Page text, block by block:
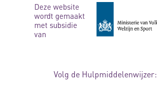
Deze website
wordt gemaakt
met subsidie
van
Volg de Hulpmiddelenwijzer: